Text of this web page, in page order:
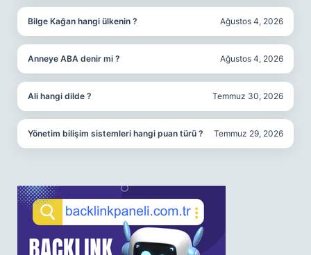
Bilge Kağan hangi ülkenin ? Ağustos 4, 2026
Anneye ABA denir mi ? Ağustos 4, 2026
Ali hangi dilde ? Temmuz 30, 2026
Yönetim bilişim sistemleri hangi puan türü ? Temmuz 29, 2026